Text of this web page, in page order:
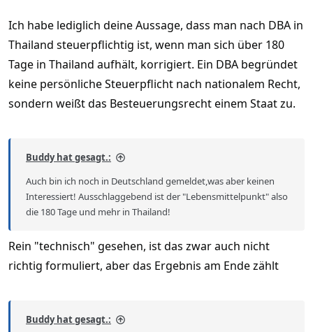
Ich habe lediglich deine Aussage, dass man nach DBA in
Thailand steuerpflichtig ist, wenn man sich über 180
Tage in Thailand aufhält, korrigiert. Ein DBA begründet
keine persönliche Steuerpflicht nach nationalem Recht,
sondern weißt das Besteuerungsrecht einem Staat zu.
Buddy hat gesagt.:
Auch bin ich noch in Deutschland gemeldet,was aber keinen
Interessiert! Ausschlaggebend ist der "Lebensmittelpunkt" also
die 180 Tage und mehr in Thailand!
Rein "technisch" gesehen, ist das zwar auch nicht
richtig formuliert, aber das Ergebnis am Ende zählt
Buddy hat gesagt.: